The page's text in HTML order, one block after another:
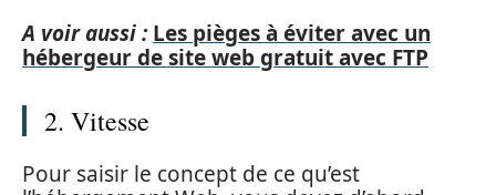
A voir aussi : Les pièges à éviter avec un
hébergeur de site web gratuit avec FTP
2. Vitesse
Pour saisir le concept de ce qu’est